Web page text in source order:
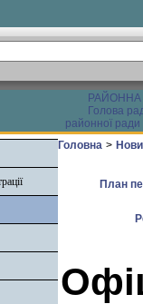
РАЙОННА
Голова
районної ради
Головна >
План